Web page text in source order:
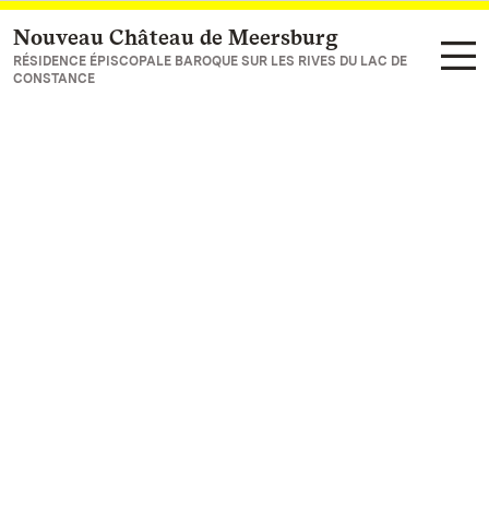
Vers la page d’accueil
Nouveau Château de Meersburg
RÉSIDENCE ÉPISCOPALE BAROQUE SUR LES RIVES DU LAC DE
CONSTANCE